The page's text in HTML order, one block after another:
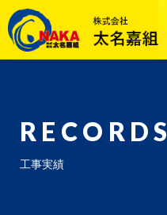
RECORDS
工事実績